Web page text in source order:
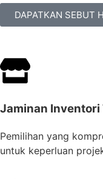
DAPATKAN SEBUT
Jaminan Inventori
Pemilihan yang
untuk keperluan